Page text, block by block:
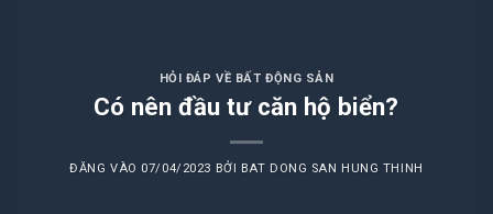
HỎI ĐÁP VỀ BẤT ĐỘNG SẢN
Có nên đầu tư căn hộ biển?
ĐĂNG VÀO 07/04/2023 BỞI BAT DONG SAN HUNG THINH